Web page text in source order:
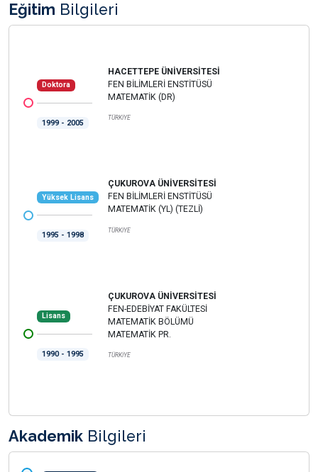
Eğitim Bilgileri
Doktora
1999 - 2005
HACETTEPE ÜNİVERSİTESİ
FEN BİLİMLERİ ENSTİTÜSÜ
MATEMATİK (DR)
TÜRKİYE
Yüksek Lisans
1995 - 1998
ÇUKUROVA ÜNİVERSİTESİ
FEN BİLİMLERİ ENSTİTÜSÜ
MATEMATİK (YL) (TEZLİ)
TÜRKİYE
Lisans
1990 - 1995
ÇUKUROVA ÜNİVERSİTESİ
FEN-EDEBİYAT FAKÜLTESİ
MATEMATİK BÖLÜMÜ
MATEMATİK PR.
TÜRKİYE
Akademik Bilgileri